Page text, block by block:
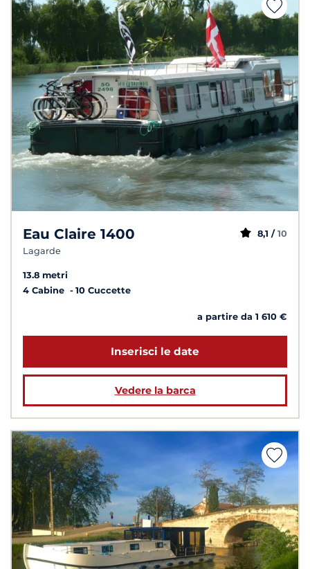
Eau Claire 1400
Lagarde
8,1 / 10
13.8 metri
4 Cabine
10 Cuccette
a partire da 1 610 €
Inserisci le date
Vedere la barca